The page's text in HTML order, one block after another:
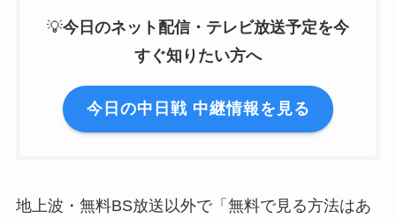
💡今日のネット配信・テレビ放送予定を今
すぐ知りたい方へ
今日の中日戦 中継情報を見る
地上波・無料BS放送以外で「無料で見る方法はあ